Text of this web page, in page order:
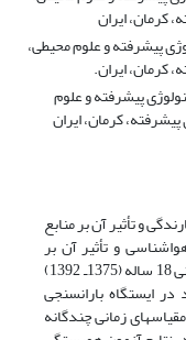
کرمان، ایران
پیشرفته و علوم محیطی،
کرمان، ایران.
پیشرفته و علوم
کرمان، ایران
و تأثیر آن بر منابع
و تأثیر آن بر
منابع آب زیرزمینی دشت کرمان طی دورۀ زمانی 18 ساله (1375‏ـ 1392)
ایستگاه باران‏سنجی
زمانی چندگانه